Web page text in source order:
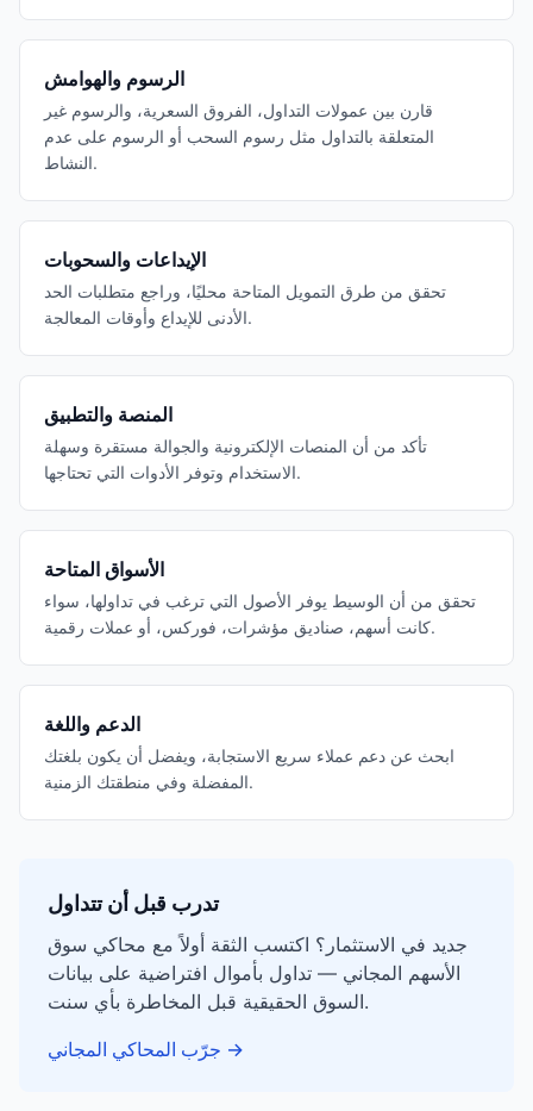
الرسوم والهوامش
قارن بين عمولات التداول، الفروق السعرية، والرسوم غير
المتعلقة بالتداول مثل رسوم السحب أو الرسوم على عدم
النشاط.
الإيداعات والسحوبات
تحقق من طرق التمويل المتاحة محليًا، وراجع متطلبات الحد
الأدنى للإيداع وأوقات المعالجة.
المنصة والتطبيق
تأكد من أن المنصات الإلكترونية والجوالة مستقرة وسهلة
الاستخدام وتوفر الأدوات التي تحتاجها.
الأسواق المتاحة
تحقق من أن الوسيط يوفر الأصول التي ترغب في تداولها، سواء
كانت أسهم، صناديق مؤشرات، فوركس، أو عملات رقمية.
الدعم واللغة
ابحث عن دعم عملاء سريع الاستجابة، ويفضل أن يكون بلغتك
المفضلة وفي منطقتك الزمنية.
تدرب قبل أن تتداول
جديد في الاستثمار؟ اكتسب الثقة أولاً مع محاكي سوق
الأسهم المجاني — تداول بأموال افتراضية على بيانات
السوق الحقيقية قبل المخاطرة بأي سنت.
جرّب المحاكي المجاني →